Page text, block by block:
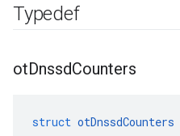
Typedef
otDnssdCounters
struct otDnssdCounters